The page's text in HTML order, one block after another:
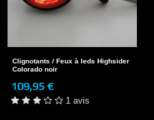
Clignotants / Feux à leds Highsider
Colorado noir
109,95 €
1 avis